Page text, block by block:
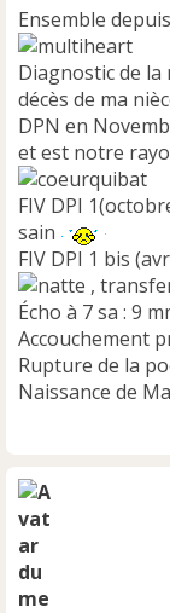
u
Ensemble
Diagnostic de
décès de ma
DPN en
et est notre
FIV DPI
sain
FIV DPI 1 bis
,
Écho à 7 sa : 9
Accouchement
Rupture de la
Naissance de